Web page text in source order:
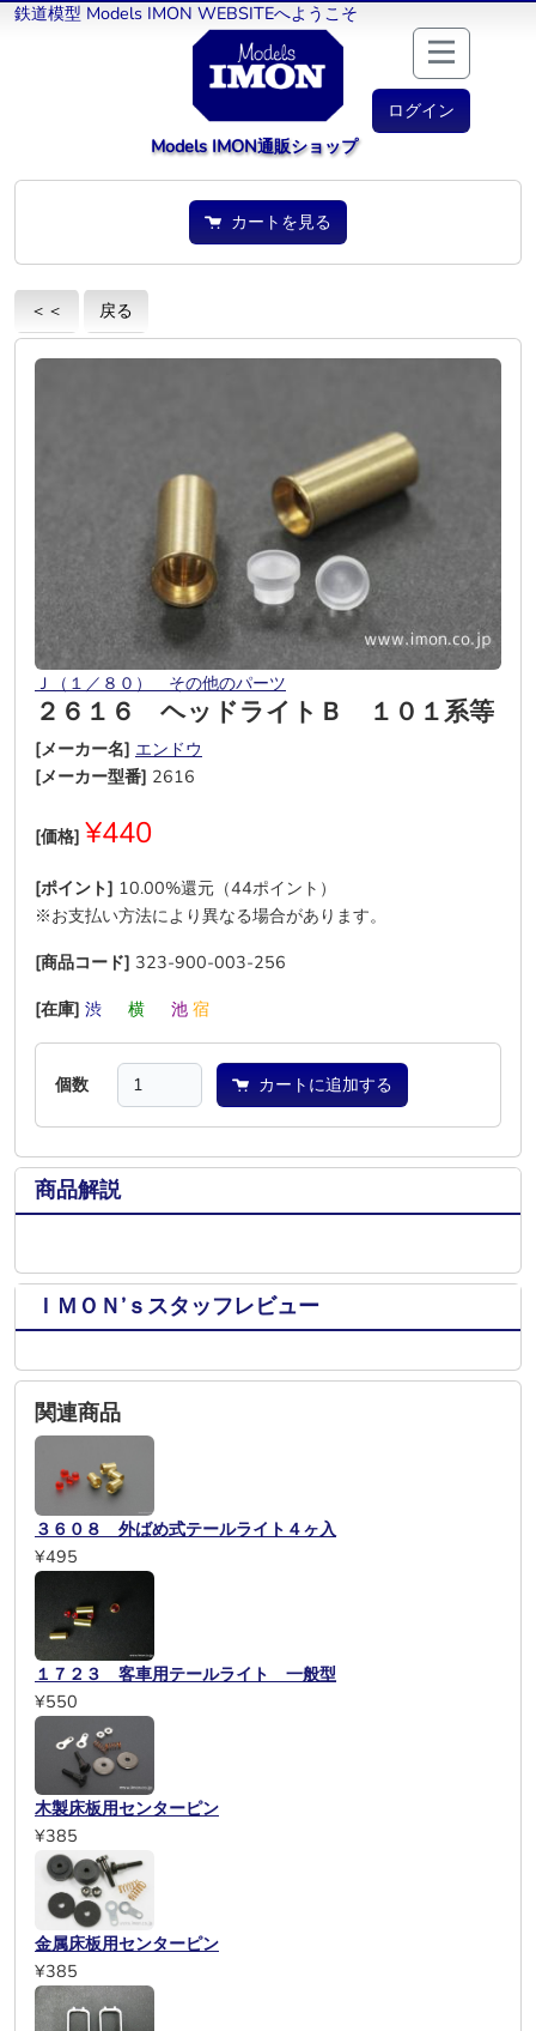
鉄道模型 Models IMON WEBSITEへようこそ
ログイン
Models IMON通販ショップ
カートを見る
＜＜ 戻る
Ｊ（１／８０） その他のパーツ
２６１６ ヘッドライトＢ １０１系等
[メーカー名] エンドウ
[メーカー型番] 2616
[価格] ¥440
[ポイント] 10.00%還元（44ポイント）
※お支払い方法により異なる場合があります。
[商品コード] 323-900-003-256
[在庫] 渋 横 池 宿
個数 カートに追加する
商品解説
ＩＭＯＮ’ｓスタッフレビュー
関連商品
３６０８ 外ばめ式テールライト４ヶ入
¥495
１７２３ 客車用テールライト 一般型
¥550
木製床板用センターピン
¥385
金属床板用センターピン
¥385